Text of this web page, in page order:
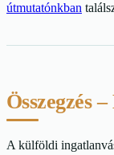
útmutatónkban
Összegzés
A külföldi